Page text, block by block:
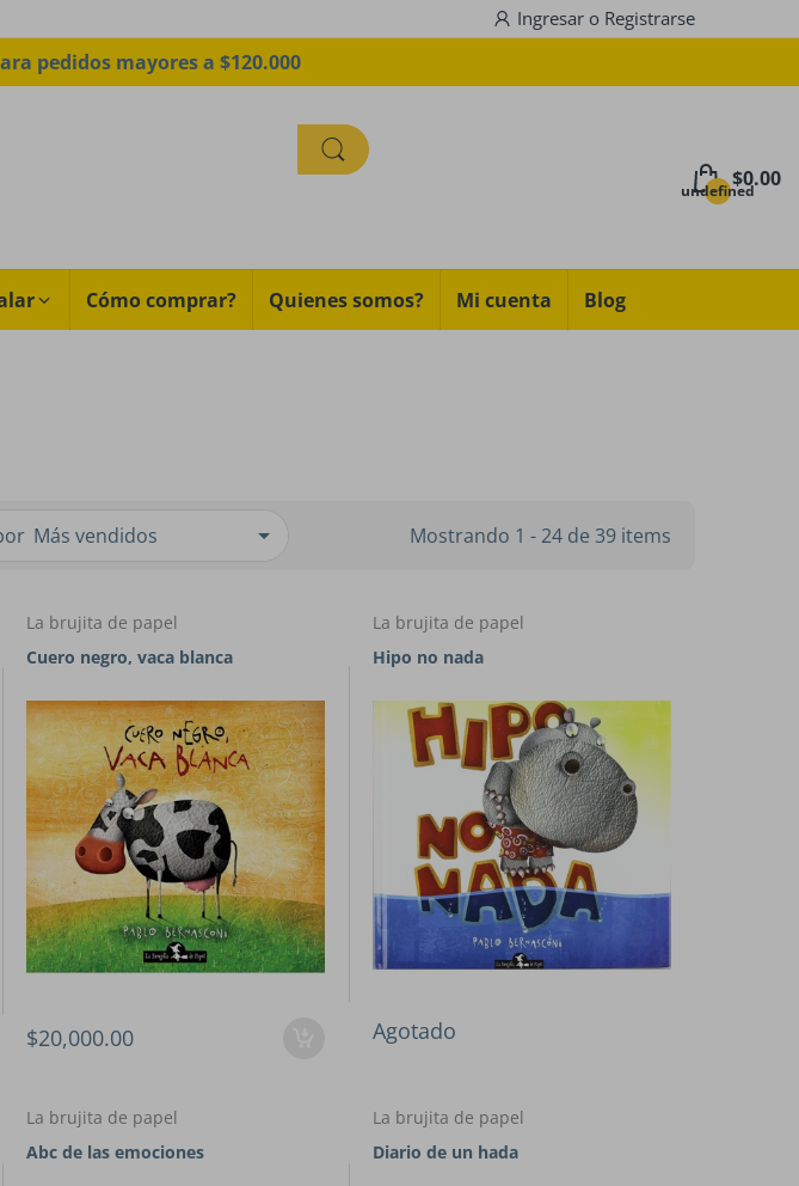
Ingresar o Registrarse
pedidos mayores a $120.000
undefined$0.00
Cómo comprar? Quienes somos? Mi cuenta Blog
Mostrando 1 - 24 de 39 items
La brujita de papel
Cuero negro, vaca blanca
$20,000.00
La brujita de papel
Hipo no nada
Agotado
La brujita de papel
Abc de las emociones
La brujita de papel
Diario de un hada